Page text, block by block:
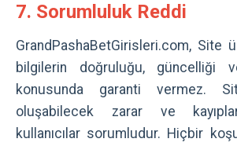
7. Sorumluluk Reddi
GrandPashaBetGirisleri.com, Site
bilgilerin doğruluğu, güncelliği
konusunda garanti vermez.
oluşabilecek zarar ve
kullanıcılar sorumludur. Hiçbir